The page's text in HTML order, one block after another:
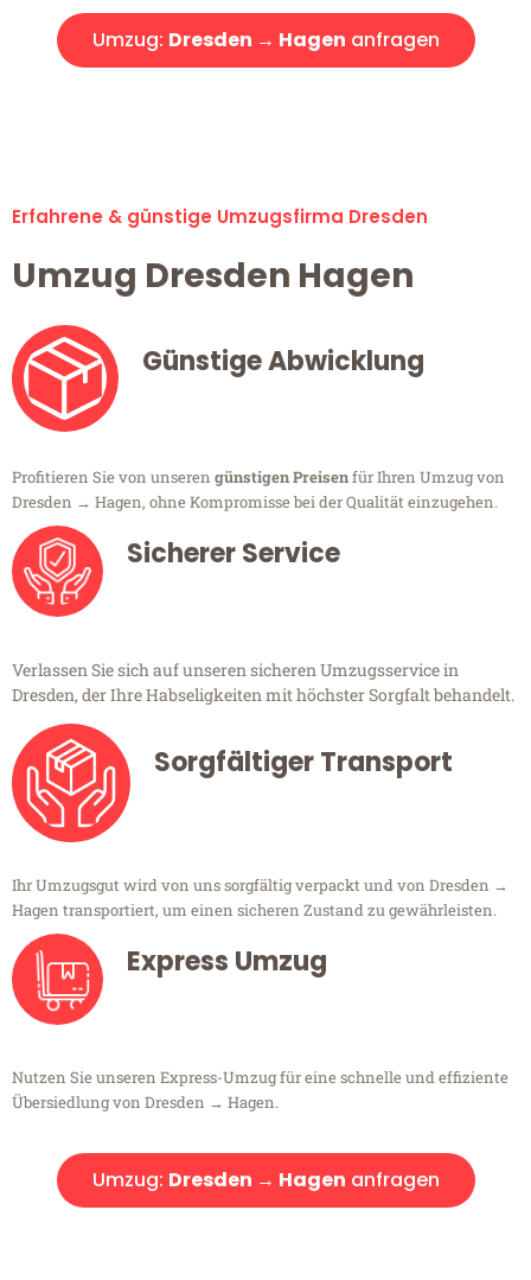
Umzug: Dresden → Hagen anfragen
Erfahrene & günstige Umzugsfirma Dresden
Umzug Dresden Hagen
Günstige Abwicklung
Profitieren Sie von unseren günstigen Preisenfür Ihren Umzug von
Dresden → Hagen, ohne Kompromisse bei der Qualität einzugehen.
Sicherer Service
Verlassen Sie sich auf unseren sicheren Umzugsservice in
Dresden, der Ihre Habseligkeiten mit höchster Sorgfalt behandelt.
Sorgfältiger Transport
Ihr Umzugsgut wird von uns sorgfältig verpackt und von Dresden →
Hagen transportiert, um einen sicheren Zustand zu gewährleisten.
Express Umzug
Nutzen Sie unseren Express-Umzug für eine schnelle und effiziente
Übersiedlung von Dresden → Hagen.
Umzug: Dresden → Hagen anfragen